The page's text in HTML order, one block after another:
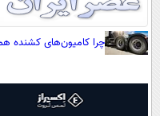
چرا کامیون‌های کشنده